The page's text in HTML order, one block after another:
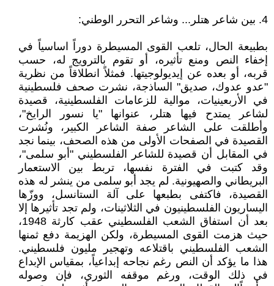
4. بين شاعر هتلر... وشاعر التحرر الوطني:
بطبيعة الحال، تلعب القوى المسيطرة دوراً اساسياً في
إخفاء النص ومنع تأثيره، أو تقوم بالترويج له، حسب
قربه، أو بعده عن إيديولوجيتها. فمثلاً انطلاقاً من نظرية
"عدو عدوك، صديق" الساذجة، نشرت صحف فلسطينية
في الأربعينيات، موالية للزعامات الفلسطينية، قصيدة
لشاعر يمتدح فيها هتلر، عنوانها "يا نسور الرايخ"،
وأطلقت على الشاعر صفة الشاعر الكبير، ونُشرت
القصيدة في الصفحات الأولى من هذه الصحف، بينما نجد
في المقابل أن قصيدة للشاعر الفلسطيني "أبو سلمى"،
وقد كتبت في الفترة نفسها، تربط بين الاستعمار
البريطاني والصهيونية. لم يجد أبو سلمى من ينشر له هذه
القصيدة، فاكتفى بطبعها على آلة الستانسل، ووزّها
اليساريون الفلسطينيون في الثلاثينات، ولم تجد تأثيرها إلا
بعد أن استفاق الشعب الفلسطيني عقب كارثة 1948،
حيث هزمت القوى المسيطرة، ولكن الهزيمة دفع ثمنها
الشعب الفلسطيني باقتلاعه وتهجير مليون فلسطيني.
هذا ما يؤكد أن النص رغم نجاحه إبداعياً، بمقياس الإبداع
في ذلك الوقت، ورغم موقفه الثوري، فإن وصوله